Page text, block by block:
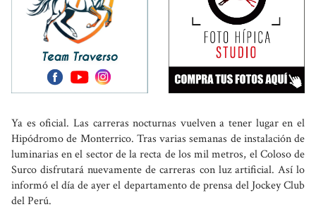
Ya es oficial. Las carreras nocturnas vuelven a tener lugar en el
Hipódromo de Monterrico. Tras varias semanas de instalación de
luminarias en el sector de la recta de los mil metros, el Coloso de
Surco disfrutará nuevamente de carreras con luz artificial. Así lo
informó el día de ayer el departamento de prensa del Jockey Club
del Perú.